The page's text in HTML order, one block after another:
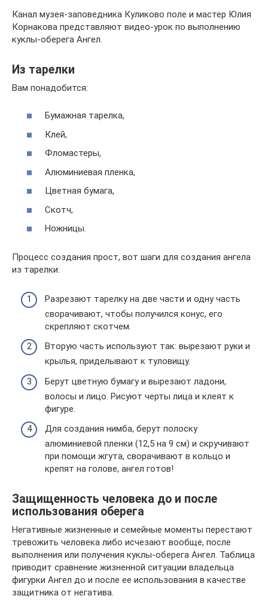
Канал музея-заповедника Куликово поле и мастер Юлия
Корнакова представляют видео-урок по выполнению
куклы-оберега Ангел.
Из тарелки
Вам понадобится:
Бумажная тарелка,
Клей,
Фломастеры,
Алюминиевая пленка,
Цветная бумага,
Скотч,
Ножницы.
Процесс создания прост, вот шаги для создания ангела
из тарелки:
Разрезают тарелку на две части и одну часть
сворачивают, чтобы получился конус, его
скрепляют скотчем.
Вторую часть используют так: вырезают руки и
крылья, приделывают к туловищу.
Берут цветную бумагу и вырезают ладони,
волосы и лицо. Рисуют черты лица и клеят к
фигуре.
Для создания нимба, берут полоску
алюминиевой пленки (12,5 на 9 см) и скручивают
при помощи жгута, сворачивают в кольцо и
крепят на голове, ангел готов!
Защищенность человека до и после
использования оберега
Негативные жизненные и семейные моменты перестают
тревожить человека либо исчезают вообще, после
выполнения или получения куклы-оберега Ангел. Таблица
приводит сравнение жизненной ситуации владельца
фигурки Ангел до и после ее использования в качестве
защитника от негатива.